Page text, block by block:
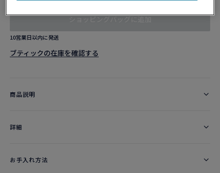
ショッピングバッグに追加
10営業日以内に発送
ブティックの在庫を確認する​
商品説明
詳細​
お手入れ方法